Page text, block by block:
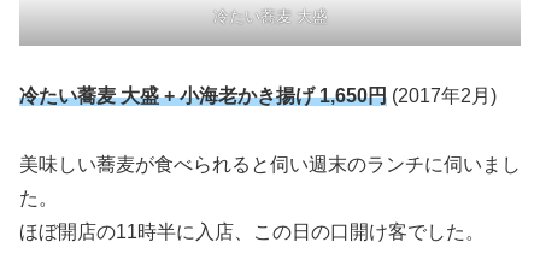
冷たい蕎麦 大盛
冷たい蕎麦 大盛 + 小海老かき揚げ1,650円 (2017年2月)
美味しい蕎麦が食べられると伺い週末のランチに伺いまし
た。
ほぼ開店の11時半に入店、この日の口開け客でした。